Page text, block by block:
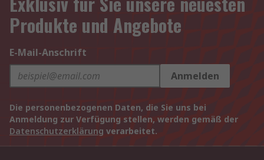
Produkte und Angebote
E-Mail-Anschrift
Anmelden
Die personenbezogenen Daten, die Sie uns bei
Anmeldung zur Verfügung stellen, werden gemäß der
Datenschutzerklärung verarbeitet.